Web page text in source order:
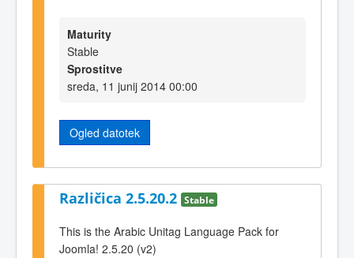
Maturity
Stable
Sprostitve
sreda, 11 junij 2014 00:00
Ogled datotek
Različica 2.5.20.2 Stable
This is the Arabic Unitag Language Pack for
Joomla! 2.5.20 (v2)